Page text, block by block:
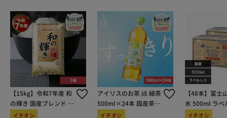
【15kg】令和7年産 和
の輝き 国産ブレンド 5
kg×3袋
イチオシ
アイリスのお茶 綠 緑茶
500ml×24本 国産茶葉
100％使用
イチオシ
【48本】富士
水 500ml ラベ
イチオシ